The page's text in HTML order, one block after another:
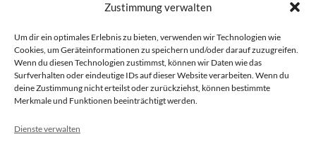
Zustimmung verwalten
Um dir ein optimales Erlebnis zu bieten, verwenden wir Technologien wie
Cookies, um Geräteinformationen zu speichern und/oder darauf zuzugreifen.
Wenn du diesen Technologien zustimmst, können wir Daten wie das
Surfverhalten oder eindeutige IDs auf dieser Website verarbeiten. Wenn du
deine Zustimmung nicht erteilst oder zurückziehst, können bestimmte
Merkmale und Funktionen beeinträchtigt werden.
Dienste verwalten